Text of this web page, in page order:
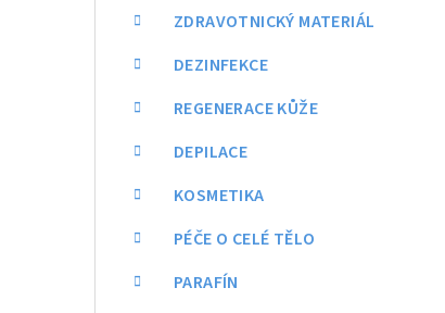
ZDRAVOTNICKÝ MATERIÁL
DEZINFEKCE
REGENERACE KŮŽE
DEPILACE
KOSMETIKA
PÉČE O CELÉ TĚLO
PARAFÍN